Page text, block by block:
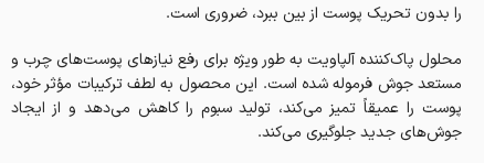
را بدون تحریک پوست از بین ببرد، ضروری است.
محلول پاک‌کننده آلپاویت به طور ویژه برای رفع نیازهای پوست‌های چرب و
مستعد جوش فرموله شده است. این محصول به لطف ترکیبات مؤثر خود،
پوست را عمیقاً تمیز می‌کند، تولید سبوم را کاهش می‌دهد و از ایجاد
جوش‌های جدید جلوگیری می‌کند.